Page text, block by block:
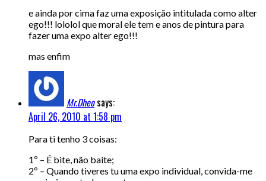
e ainda por cima faz uma exposição intitulada como alter
ego!!! lololol que moral ele tem e anos de pintura para
fazer uma expo alter ego!!!
mas enfim
Mr.Dheosays:
April 26, 2010 at 1:58 pm
Para ti tenho 3 coisas:
1º – É bite, não baite;
2º – Quando tiveres tu uma expo individual, convida-me